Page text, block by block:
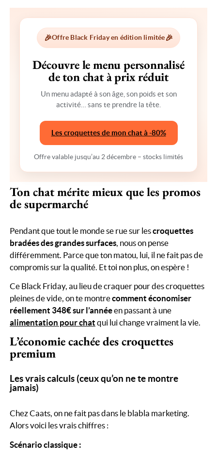
🎉Offre Black Friday en édition limitée🎉
Découvre le menu personnalisé
de ton chat à prix réduit
Un menu adapté à son âge, son poids et son
activité… sans te prendre la tête.
Les croquettes de mon chat à -80%
Offre valable jusqu’au 2 décembre – stocks limités
Ton chat mérite mieux que les promos
de supermarché
Pendant que tout le monde se rue sur lescroquettes
bradées des grandes surfaces , nous on pense
différemment. Parce que ton matou, lui, il ne fait pas de
compromis sur la qualité. Et toi non plus, on espère !
Ce Black Friday, au lieu de craquer pour des croquettes
pleines de vide, on te montrecomment économiser
réellement 348€ sur l’annéeen passant à une
alimentation pour chat qui lui change vraiment la vie.
L’économie cachée des croquettes
premium
Les vrais calculs (ceux qu’on ne te montre
jamais)
Chez Caats, on ne fait pas dans le blabla marketing.
Alors voici les vrais chiffres :
Scénario classique :